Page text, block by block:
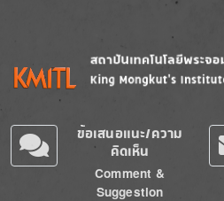
Image
ข้อเสนอแนะ/ความ
คิดเห็น
Comment &
Suggestion